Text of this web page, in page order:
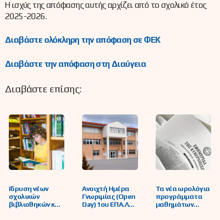
Η ισχύς της απόφασης αυτής αρχίζει από το σχολικό έτος
2025-2026.
Διαβάστε ολόκληρη την απόφαση σε ΦΕΚ
Διαβάστε την απόφαση στη Διαύγεια
Διαβάστε επίσης:
Iδρυση νέων
σχολικών
βιβλιοθηκών και
Ανοιχτή Ημέρα
Γνωριμίας (Open
Day) 1ου ΕΠΑ.Λ
Τα νέα ωρολόγια
προγράμματα
μαθημάτων